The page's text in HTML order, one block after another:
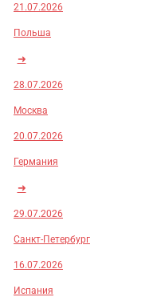
21.07.2026
Польша
➜
28.07.2026
Москва
20.07.2026
Германия
➜
29.07.2026
Санкт-Петербург
16.07.2026
Испания